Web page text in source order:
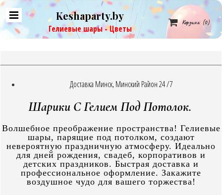
Keshaparty.by
Гелиевые шары - Цветы
 Корзина (0)
Доставка Минск, Минский Район 24 /7
Шарики С Гелием Под Потолок.
Волшебное преображение пространства! Гелиевые
шары, парящие под потолком, создают
невероятную праздничную атмосферу. Идеально
для дней рождения, свадеб, корпоративов и
детских праздников. Быстрая доставка и
профессиональное оформление. Закажите
воздушное чудо для вашего торжества!